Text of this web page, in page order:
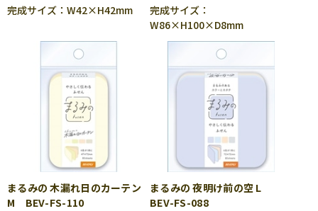
完成サイズ：W42×H42mm
完成サイズ：
W86×H100×D8mm
まるみの 木漏れ日のカーテン
M BEV-FS-110
まるみの 夜明け前の空 L
BEV-FS-088